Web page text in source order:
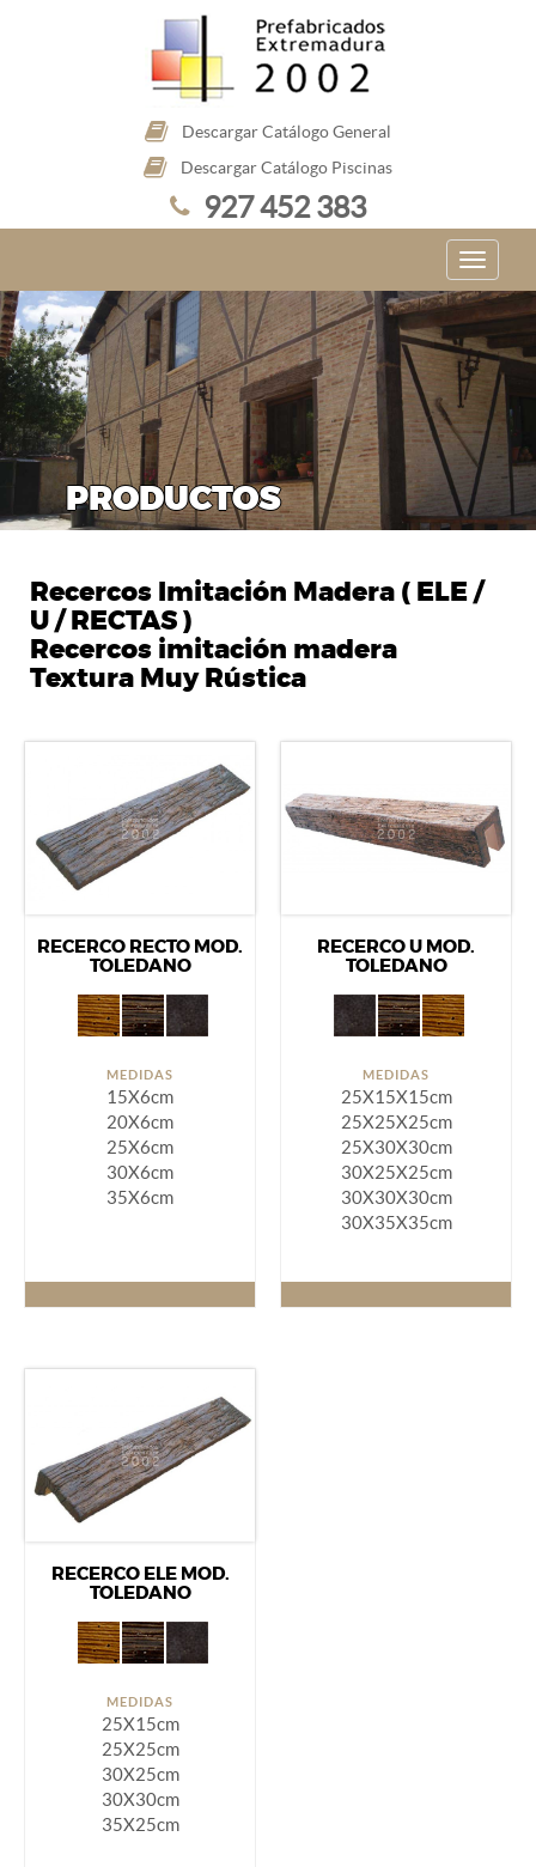
Descargar Catálogo General
Descargar Catálogo Piscinas
927 452 383
PRODUCTOS
Recercos Imitación Madera ( ELE /
U / RECTAS )
Recercos imitación madera
Textura Muy Rústica
RECERCO RECTO MOD.
TOLEDANO
MEDIDAS
15X6cm
20X6cm
25X6cm
30X6cm
35X6cm
RECERCO U MOD.
TOLEDANO
MEDIDAS
25X15X15cm
25X25X25cm
25X30X30cm
30X25X25cm
30X30X30cm
30X35X35cm
RECERCO ELE MOD.
TOLEDANO
MEDIDAS
25X15cm
25X25cm
30X25cm
30X30cm
35X25cm